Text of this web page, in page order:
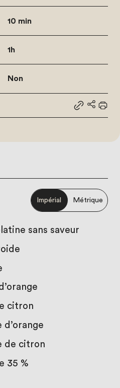
10 min
1h
Non
Partager
Impérial Métrique
sans saveur
citron
d’orange
de citron
35 %